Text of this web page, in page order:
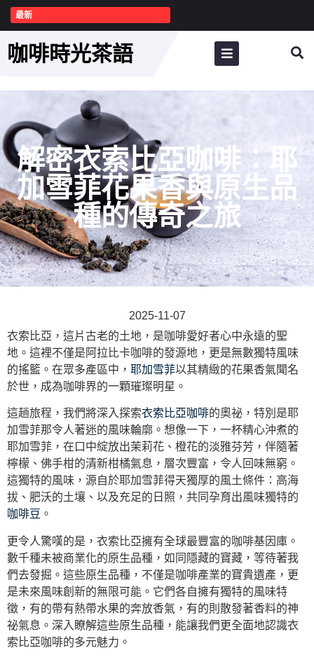
最新
咖啡時光茶語
解密衣索比亞咖啡：耶
加雪菲花果香與原生品
種的傳奇之旅
2025-11-07
衣索比亞，這片古老的土地，是咖啡愛好者心中永遠的聖
地。這裡不僅是阿拉比卡咖啡的發源地，更是無數獨特風味
的搖籃。在眾多產區中， 耶加雪菲以其精緻的花果香氣聞名
於世，成為咖啡界的一顆璀璨明星。
這趟旅程，我們將深入探索衣索比亞咖啡的奧祕，特別是耶
加雪菲那令人著迷的風味輪廓。想像一下，一杯精心沖煮的
耶加雪菲，在口中綻放出茉莉花、橙花的淡雅芬芳，伴隨著
檸檬、佛手柑的清新柑橘氣息，層次豐富，令人回味無窮。
這獨特的風味，源自於耶加雪菲得天獨厚的風土條件：高海
拔、肥沃的土壤、以及充足的日照，共同孕育出風味獨特的
咖啡豆 。
更令人驚嘆的是，衣索比亞擁有全球最豐富的咖啡基因庫。
數千種未被商業化的原生品種，如同隱藏的寶藏，等待著我
們去發掘。這些原生品種，不僅是咖啡產業的寶貴遺產，更
是未來風味創新的無限可能。它們各自擁有獨特的風味特
徵，有的帶有熱帶水果的奔放香氣，有的則散發著香料的神
祕氣息。深入瞭解這些原生品種，能讓我們更全面地認識衣
索比亞咖啡的多元魅力。